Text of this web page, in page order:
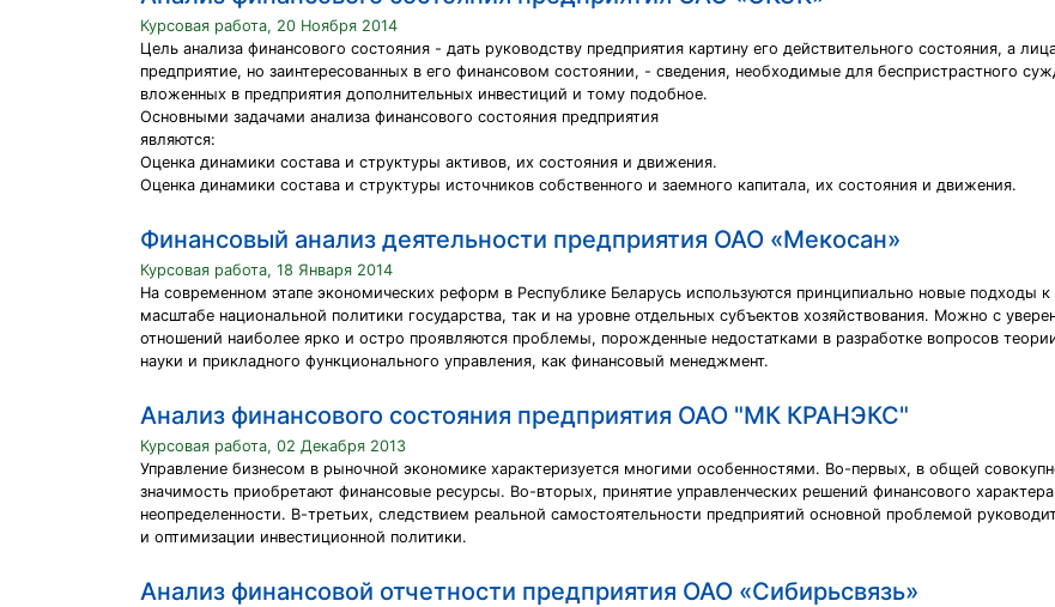
Курсовая работа, 20 Ноября 2014
Цель анализа финансового состояния - дать руководству предприятия картину его действительного состояния, а
предприятие, но заинтересованных в его финансовом состоянии, - сведения, необходимые для беспристрастного
вложенных в предприятия дополнительных инвестиций и тому подобное.
Основными задачами анализа финансового состояния предприятия
являются:
Оценка динамики состава и структуры активов, их состояния и движения.
Оценка динамики состава и структуры источников собственного и заемного капитала, их состояния и движения.
Финансовый анализ деятельности предприятия ОАО «Мекосан»
Курсовая работа, 18 Января 2014
На современном этапе экономических реформ в Республике Беларусь используются принципиально новые подходы
масштабе национальной политики государства, так и на уровне отдельных субъектов хозяйствования. Можно с
отношений наиболее ярко и остро проявляются проблемы, порожденные недостатками в разработке вопросов
науки и прикладного функционального управления, как финансовый менеджмент.
Анализ финансового состояния предприятия ОАО "МК КРАНЭКС"
Курсовая работа, 02 Декабря 2013
Управление бизнесом в рыночной экономике характеризуется многими особенностями. Во-первых, в общей
значимость приобретают финансовые ресурсы. Во-вторых, принятие управленческих решений финансового
неопределенности. В-третьих, следствием реальной самостоятельности предприятий основной проблемой
и оптимизации инвестиционной политики.
Анализ финансовой отчетности предприятия ОАО «Сибирьсвязь»